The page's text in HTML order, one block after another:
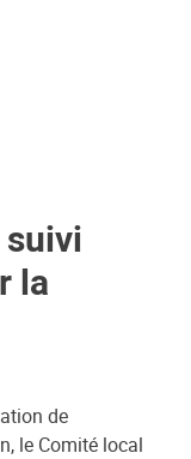
la
de
le Comité local